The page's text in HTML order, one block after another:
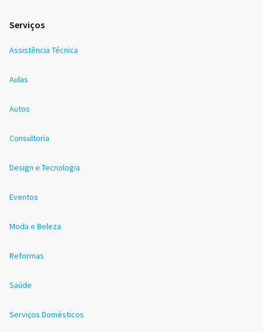
Serviços
Assistência Técnica
Aulas
Autos
Consultoria
Design e Tecnologia
Eventos
Moda e Beleza
Reformas
Saúde
Serviços Domésticos